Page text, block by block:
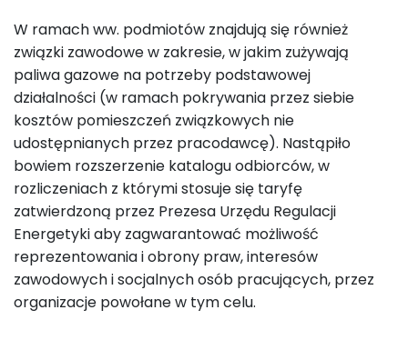
W ramach ww. podmiotów znajdują się również
związki zawodowe w zakresie, w jakim zużywają
paliwa gazowe na potrzeby podstawowej
działalności (w ramach pokrywania przez siebie
kosztów pomieszczeń związkowych nie
udostępnianych przez pracodawcę). Nastąpiło
bowiem rozszerzenie katalogu odbiorców, w
rozliczeniach z którymi stosuje się taryfę
zatwierdzoną przez Prezesa Urzędu Regulacji
Energetyki aby zagwarantować możliwość
reprezentowania i obrony praw, interesów
zawodowych i socjalnych osób pracujących, przez
organizacje powołane w tym celu.